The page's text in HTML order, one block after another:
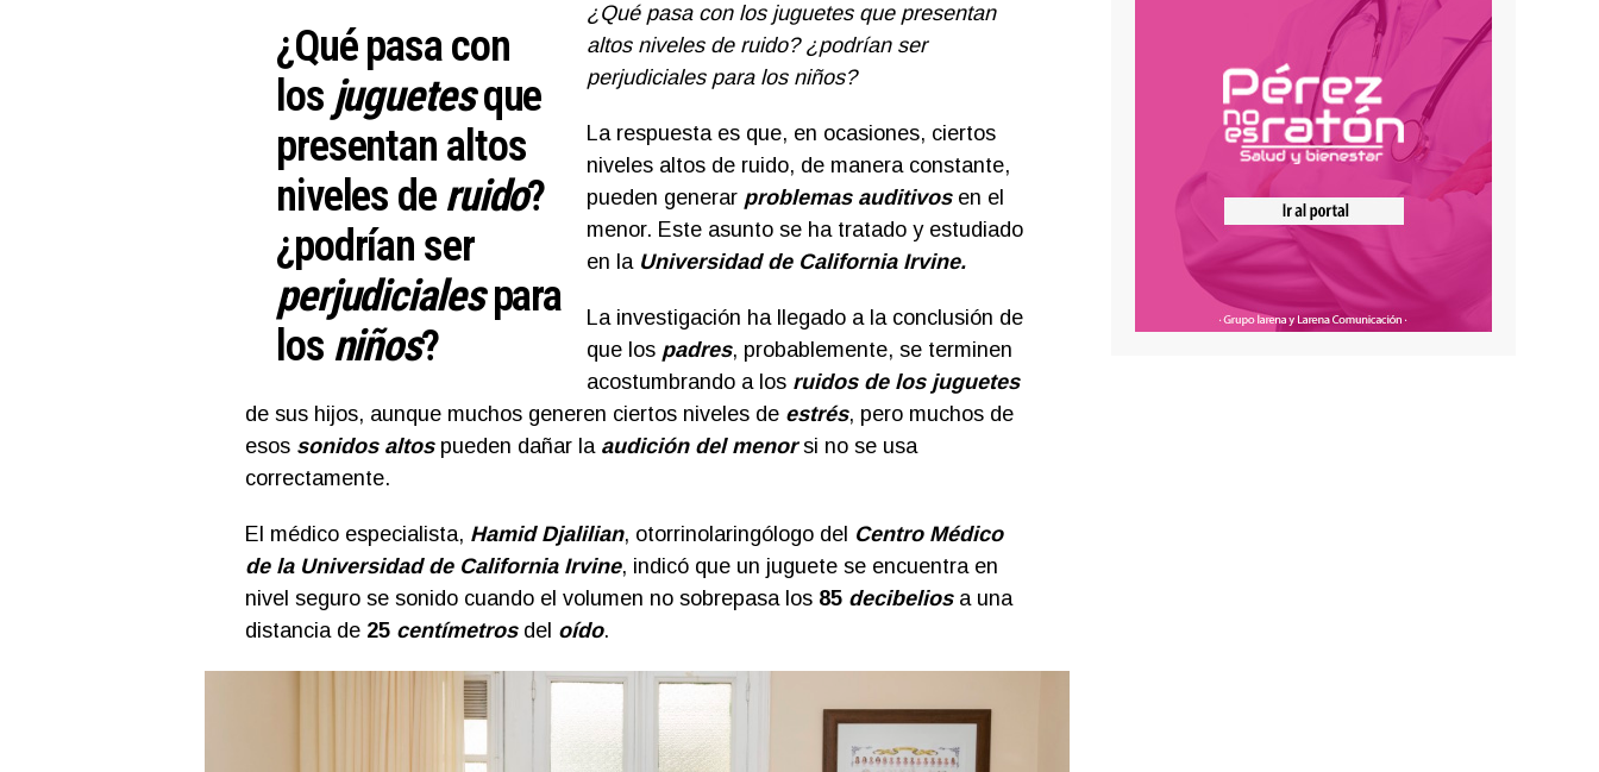
¿Qué pasa con
los juguetesque
presentan altos
niveles de ruido?
¿podrían ser
perjudicialespara
los niños?
¿Qué pasa con los juguetes que presentan
altos niveles de ruido? ¿podrían ser
perjudiciales para los niños?
La respuesta es que, en ocasiones, ciertos
niveles altos de ruido, de manera constante,
pueden generar problemas auditivosen el
menor. Este asunto se ha tratado y estudiado
en la Universidad de California Irvine.
La investigación ha llegado a la conclusión de
que los padres, probablemente, se terminen
acostumbrando a los ruidos de los juguetes
de sus hijos, aunque muchos generen ciertos niveles de estrés, pero muchos de
esos sonidos altospueden dañar la audición del menorsi no se usa
correctamente.
El médico especialista, Hamid Djalilian, otorrinolaringólogo del Centro Médico
de la Universidad de California Irvine, indicó que un juguete se encuentra en
nivel seguro se sonido cuando el volumen no sobrepasa los 85 decibeliosa una
distancia de 25 centímetrosdel oído.